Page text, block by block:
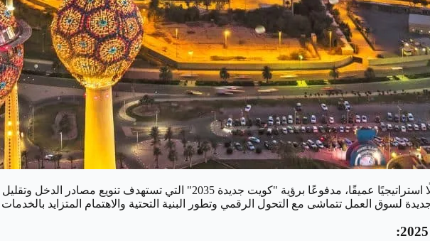
الكويتي في عام 2025 تحولًا استراتيجيًا عميقًا، مدفوعًا برؤية "كويت
لسوق العمل تتماشى مع التحول الرقمي وتطور البنية التحتية والاهتمام المتزايد